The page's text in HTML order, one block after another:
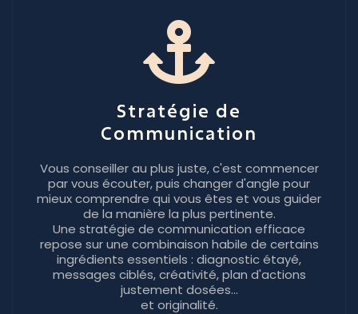
Stratégie de
Communication
Vous conseiller au plus juste, c'est commencer
par vous écouter, puis changer d'angle pour
mieux comprendre qui vous êtes et vous guider
de la manière la plus pertinente.
Une stratégie de communication efficace
repose sur une combinaison habile de certains
ingrédients essentiels : diagnostic étayé,
messages ciblés, créativité, plan d'actions
justement dosées...
et originalité.